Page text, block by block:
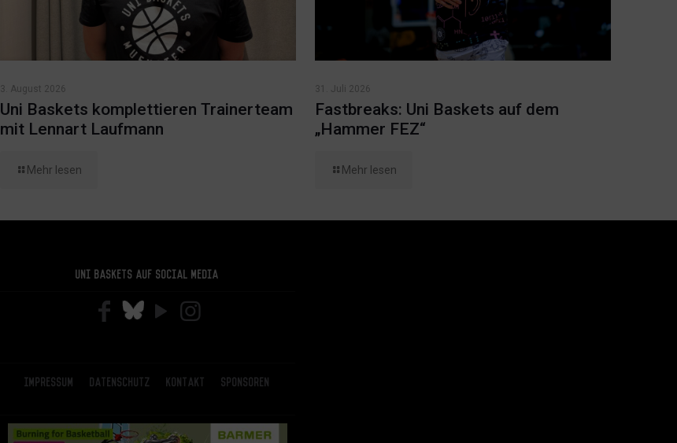
3. August 2026
Uni Baskets komplettieren Trainerteam
mit Lennart Laufmann
Mehr lesen
31. Juli 2026
Fastbreaks: Uni Baskets auf dem
„Hammer FEZ“
Mehr lesen
Uni Baskets auf Social Media
Impressum Datenschutz Kontakt Sponsoren